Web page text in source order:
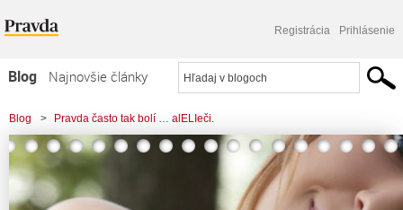
Registrácia Prihlásenie
Blog
Najnovšie články
Najčítanejšie články
Najkomentovanejšie články
Zoznam blogov
Blog > Pravda často tak bolí … alELIeči.
> Vyžrať sa nad 100 kg jak prasa, to áno! Pomoc blížnemu? Ani Bohovi!